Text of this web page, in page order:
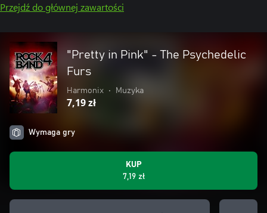
Przejdź do głównej zawartości
"Pretty in Pink" - The Psychedelic
Furs
Harmonix • Muzyka
7,19 zł
Wymaga gry
KUP
7,19 zł